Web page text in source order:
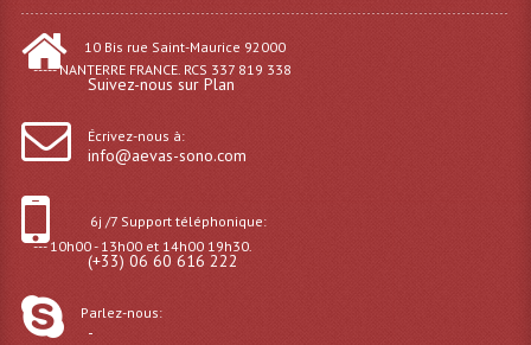
Lampes Leds
Les Packs Light
Lumières Noire
10 Bis rue Saint-Maurice 92000
----- NANTERRE FRANCE. RCS 337 819 338
Suivez-nous sur Plan
Écrivez-nous à:
info@aevas-sono.com
6j /7 Support téléphonique:
--- 10h00 - 13h00 et 14h00 19h30.
(+33) 06 60 616 222
Parlez-nous:
-